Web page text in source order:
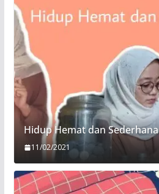
Hidup Hemat dan Sederhana
11/02/2021